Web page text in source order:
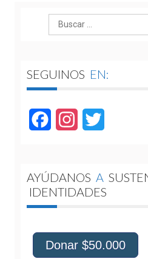
Buscar:
SEGUINOS EN:
FacebookInstagram
AYÚDANOS A
IDENTIDADES
Donar $50.000